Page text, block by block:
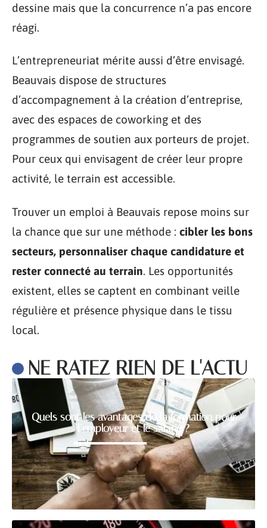
dessine mais que la concurrence n’a pas encore
réagi.
L’entrepreneuriat mérite aussi d’être envisagé.
Beauvais dispose de structures
d’accompagnement à la création d’entreprise,
avec des espaces de coworking et des
programmes de soutien aux porteurs de projet.
Pour ceux qui envisagent de créer leur propre
activité, le terrain est accessible.
Trouver un emploi à Beauvais repose moins sur
la chance que sur une méthode : cibler les bons
secteurs, personnaliser chaque candidature et
rester connecté au terrain. Les opportunités
existent, elles se captent en combinant veille
régulière et présence physique dans le tissu
local.
NE RATEZ RIEN DE L'ACTU
Quels sont les avantages de la formation pour
l’employeur et le salarié ?